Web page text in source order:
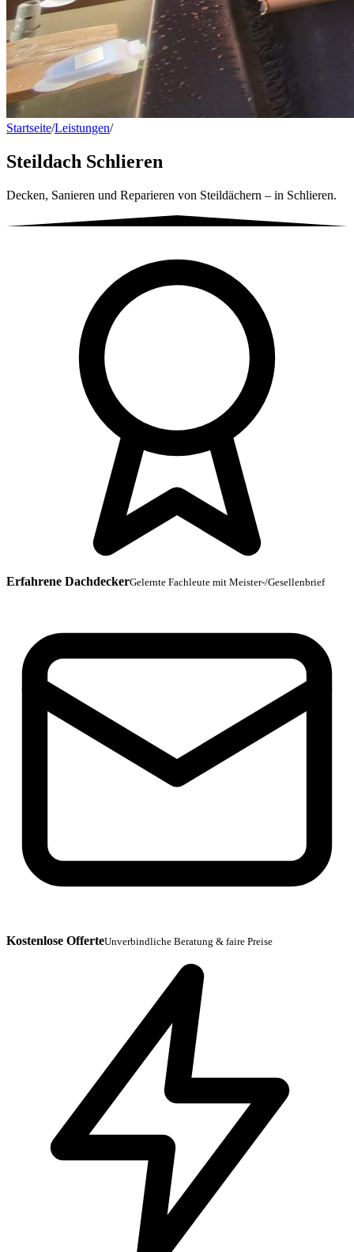
Startseite/Leistungen/Steildach Schlieren
Steildach Schlieren
Decken, Sanieren und Reparieren von Steildächern – in Schlieren.
Erfahrene DachdeckerGelernte Fachleute mit Meister-/Gesellenbrief
Kostenlose OfferteUnverbindliche Beratung & faire Preise